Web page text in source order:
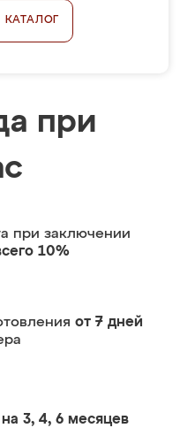
КАТАЛОГ
при
при заключении
10%
от 7 дней
на 3, 4, 6 месяцев